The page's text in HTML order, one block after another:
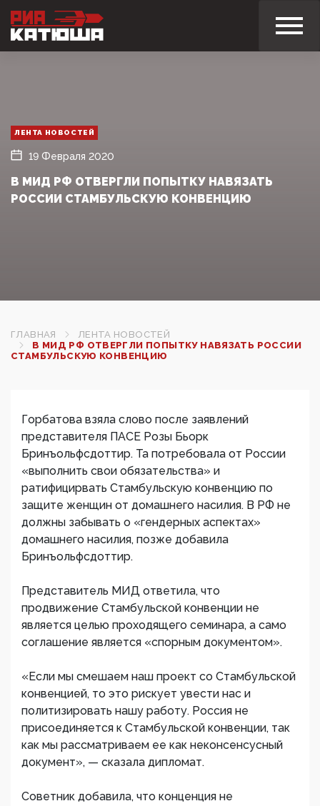
ЛЕНТА НОВОСТЕЙ
19 Февраля 2020
В МИД РФ ОТВЕРГЛИ ПОПЫТКУ НАВЯЗАТЬ
РОССИИ СТАМБУЛЬСКУЮ КОНВЕНЦИЮ
ГЛАВНАЯ
ЛЕНТА НОВОСТЕЙ
В МИД РФ ОТВЕРГЛИ ПОПЫТКУ НАВЯЗАТЬ РОССИИ
СТАМБУЛЬСКУЮ КОНВЕНЦИЮ
Горбатова взяла слово после заявлений
представителя ПАСЕ Розы Бьорк
Бринъольфсдоттир. Та потребовала от России
«выполнить свои обязательства» и
ратифицирвать Стамбульскую конвенцию по
защите женщин от домашнего насилия. В РФ не
должны забывать о «гендерных аспектах»
домашнего насилия, позже добавила
Бринъольфсдоттир.
Представитель МИД ответила, что
продвижение Стамбульской конвенции не
является целью проходящего семинара, а само
соглашение является «спорным документом».
«Если мы смешаем наш проект со Стамбульской
конвенцией, то это рискует увести нас и
политизировать нашу работу. Россия не
присоединяется к Стамбульской конвенции, так
как мы рассматриваем ее как неконсенсусный
документ», — сказала дипломат.
Советник добавила, что конценция не